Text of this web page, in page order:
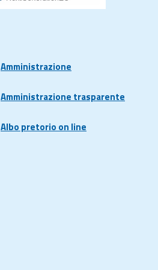
Amministrazione
Amministrazione trasparente
Albo pretorio on line